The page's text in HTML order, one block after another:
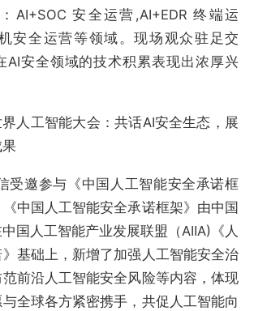
AI+SOC 安全运营,AI+EDR 终端运
安全运营等领域。现场观众驻足交
AI安全领域的技术积累表现出浓厚兴
邀参与《中国人工智能安全承诺框
中国人工智能安全承诺框架》由中国
国人工智能产业发展联盟（AIIA)《人
基础上，新增了加强人工智能安全治
前沿人工智能安全风险等内容，体现
全球各方紧密携手，共促人工智能向